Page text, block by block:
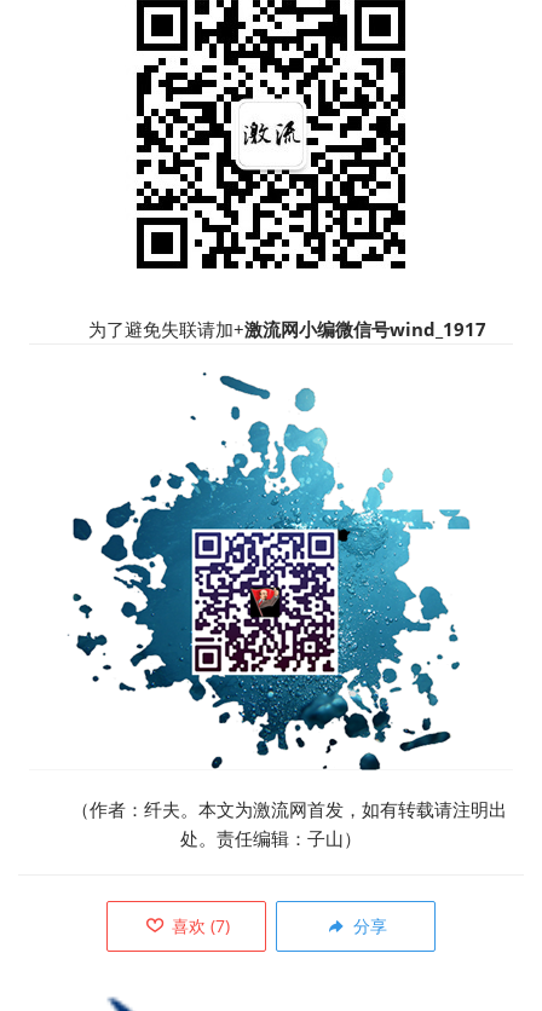
为了避免失联请加+激流网小编微信号wind_1917
（作者：纤夫。本文为激流网首发，如有转载请注明出
处。责任编辑：子山）
喜欢 (7) 分享